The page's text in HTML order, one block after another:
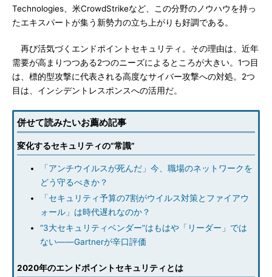
Technologies、米CrowdStrikeなど、この分野のノウハウを持っ
たエキスパートが集う新勢力の立ち上がりも好調である。
再び活気づくエンドポイントセキュリティ。その理由は、近年
需要が高まりつつある2つのニーズによるところが大きい。1つ目
は、標的型攻撃に代表される高度なサイバー攻撃への対処。2つ
目は、インシデントレスポンスへの活用だ。
併せて読みたいお薦め記事
変化するセキュリティの“常識”
「アンチウイルスが死んだ」今、職場のネットワークを
どう守るべきか？
「セキュリティ予算の7割がウイルス対策とファイアウ
ォール」は時代遅れなのか？
“3大セキュリティベンダー”はもはや「リーダー」では
ない――Gartnerが辛口評価
2020年のエンドポイントセキュリティとは